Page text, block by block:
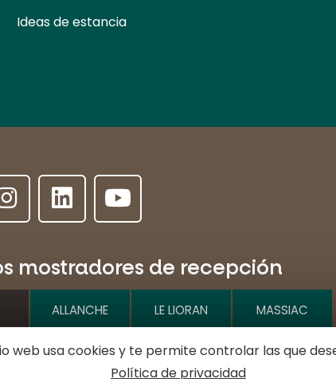
Ideas de estancia
mostradores de recepción
ALLANCHE LE LIORAN MASSIAC
l'Hôtel de ville
web usa cookies y te permite controlar las que
Política de privacidad